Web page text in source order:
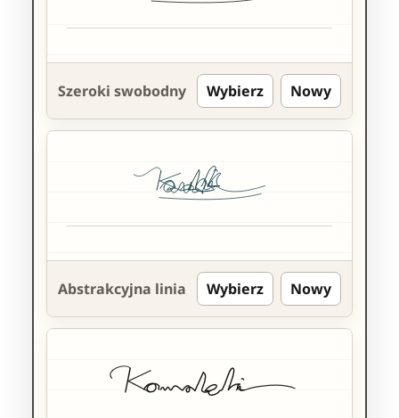
Szeroki swobodny Wybierz Nowy
Abstrakcyjna linia Wybierz Nowy